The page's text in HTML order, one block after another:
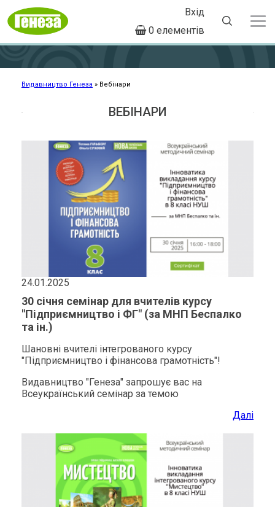
вмісту
User
account
Вхід
0 елементів
Видавництво Генеза Вебінари
ВЕБІНАРИ
24.01.2025
30 січня семінар для вчителів курсу
"Підприємництво і ФГ" (за МНП Беспалко
та ін.)
Шановні вчителі інтегрованого курсу
"Підприємництво і фінансова грамотність"!
Видавництво "Генеза" запрошує вас на
Всеукраїнський семінар за темою
Далі